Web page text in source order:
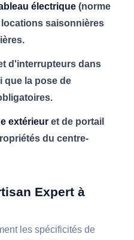
électrique (norme
locations saisonnières
d'interrupteurs dans
que la pose de
extérieur et de portail
du centre-
Expert à
les spécificités de